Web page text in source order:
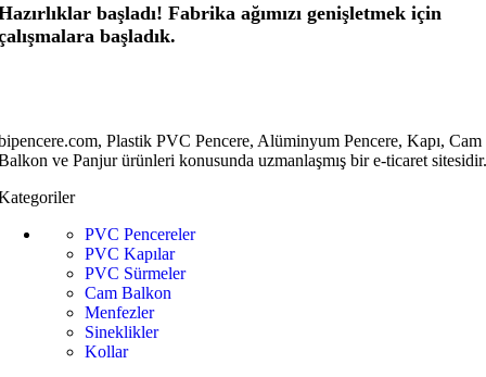
başladı! Fabrika ağımızı genişletmek için
başladık.
Plastik PVC Pencere, Alüminyum Pencere, Kapı, Cam
ve Panjur ürünleri konusunda uzmanlaşmış bir e-ticaret sitesidir.
PVC Pencereler
PVC Kapılar
PVC Sürmeler
Cam Balkon
Menfezler
Sineklikler
Kollar